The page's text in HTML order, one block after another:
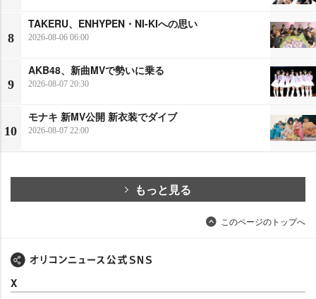
8
TAKERU、ENHYPEN・NI-KIへの思い
2026-08-06 06:00
9
AKB48、新曲MVで勢いに乗る
2026-08-07 20:30
10
モナキ 新MV公開 新衣装でダイブ
2026-08-07 22:00
もっと見る
このページのトップへ
X